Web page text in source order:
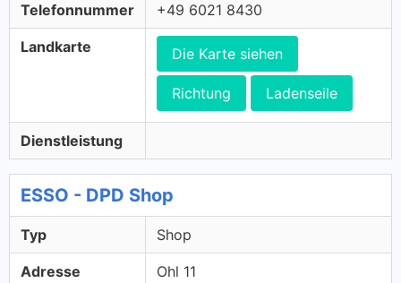
Telefonnummer +49 6021 8430
Landkarte Die Karte siehen
Richtung Ladenseile
Dienstleistung
ESSO - DPD Shop
Typ Shop
Adresse
Ohl 11